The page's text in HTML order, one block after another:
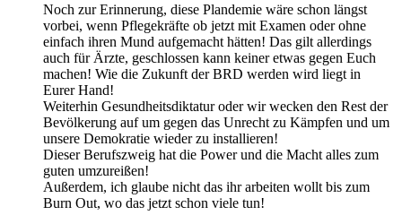
Noch zur Erinnerung, diese Plandemie wäre schon längst
vorbei, wenn Pflegekräfte ob jetzt mit Examen oder ohne
einfach ihren Mund aufgemacht hätten! Das gilt allerdings
auch für Ärzte, geschlossen kann keiner etwas gegen Euch
machen! Wie die Zukunft der BRD werden wird liegt in
Eurer Hand!
Weiterhin Gesundheitsdiktatur oder wir wecken den Rest der
Bevölkerung auf um gegen das Unrecht zu Kämpfen und um
unsere Demokratie wieder zu installieren!
Dieser Berufszweig hat die Power und die Macht alles zum
guten umzureißen!
Außerdem, ich glaube nicht das ihr arbeiten wollt bis zum
Burn Out, wo das jetzt schon viele tun!